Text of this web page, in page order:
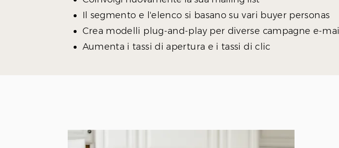
Il segmento e l'elenco si basano su vari buyer personas
Crea modelli plug-and-play per diverse campagne e-mail
Aumenta i tassi di apertura e i tassi di clic